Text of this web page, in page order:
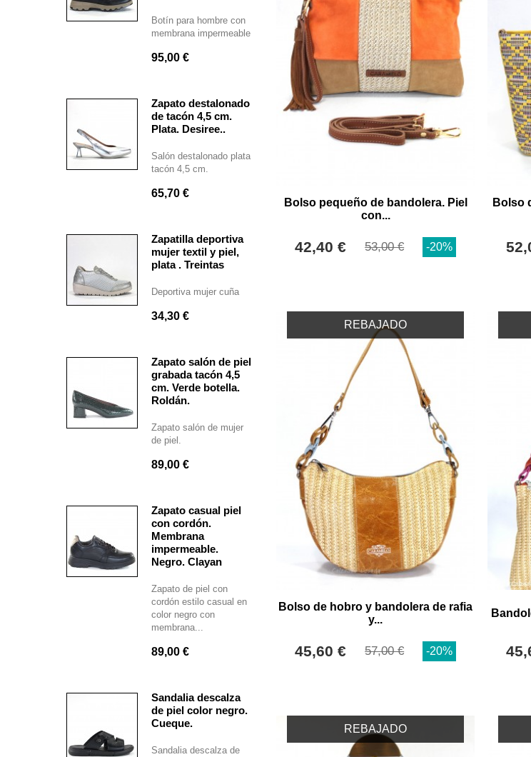
Botín para hombre con
membrana impermeable
95,00 €
Zapato destalonado
de tacón 4,5 cm.
Plata. Desiree..
Salón destalonado plata
tacón 4,5 cm.
65,70 €
Zapatilla deportiva
mujer textil y piel,
plata . Treintas
Deportiva mujer cuña
34,30 €
Zapato salón de piel
grabada tacón 4,5
cm. Verde botella.
Roldán.
Zapato salón de mujer
de piel.
89,00 €
Zapato casual piel
con cordón.
Membrana
impermeable.
Negro. Clayan
Zapato de piel con
cordón estilo casual en
color negro con
membrana...
89,00 €
Sandalia descalza
de piel color negro.
Cueque.
Sandalia descalza de
Bolso pequeño de bandolera. Piel
con...
42,40 € 53,00 € -20%
Bolso
REBAJADO
Bolso de hobro y bandolera de rafia
y...
45,60 € 57,00 € -20%
REBAJADO